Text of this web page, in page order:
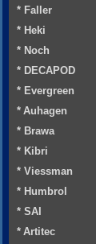
* Faller
* Heki
* Noch
* DECAPOD
* Evergreen
* Auhagen
* Brawa
* Kibri
* Viessman
* Humbrol
* SAI
* Artitec